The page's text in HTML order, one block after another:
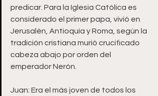
predicar. Para la Iglesia Católica es
considerado el primer papa, vivió en
Jerusalén, Antioquía y Roma, según la
tradición cristiana murió crucificado
cabeza abajo por orden del
emperador Nerón.
Juan: Era el más joven de todos los